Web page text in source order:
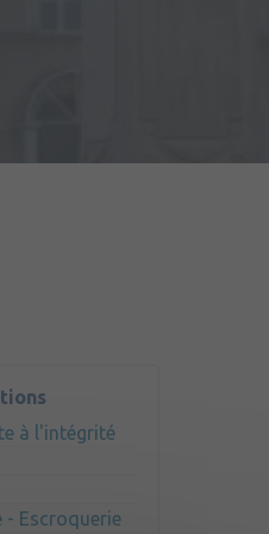
à l'intégrité
- Escroquerie